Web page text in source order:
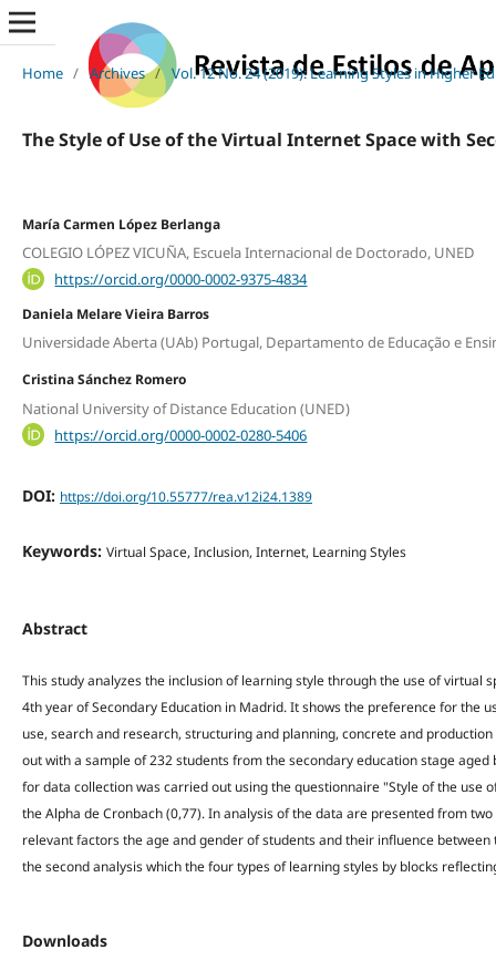
Home / Archives / Vol. 12 No. 24 (2019): Learning Styles in Higher
The Style of Use of the Virtual Internet Space with
María Carmen López Berlanga
COLEGIO LÓPEZ VICUÑA, Escuela Internacional de Doctorado, UNED
https://orcid.org/0000-0002-9375-4834
Daniela Melare Vieira Barros
Universidade Aberta (UAb) Portugal, Departamento de Educação e
Cristina Sánchez Romero
National University of Distance Education (UNED)
https://orcid.org/0000-0002-0280-5406
DOI: https://doi.org/10.55777/rea.v12i24.1389
Keywords: Virtual Space, Inclusion, Internet, Learning Styles
Abstract
This study analyzes the inclusion of learning style through the use of virtual
4th year of Secondary Education in Madrid. It shows the preference for the
use, search and research, structuring and planning, concrete and
out with a sample of 232 students from the secondary education stage
for data collection was carried out using the questionnaire "Style of the use
the Alpha de Cronbach (0,77). In analysis of the data are presented from
relevant factors the age and gender of students and their influence
the second analysis which the four types of learning styles by blocks
Downloads